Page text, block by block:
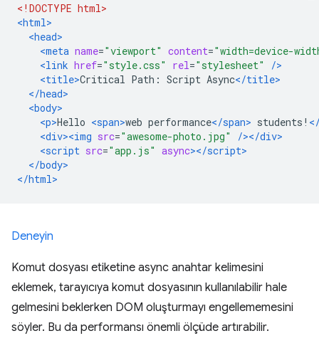
<!DOCTYPE html>
<html>
<head>
<meta name="viewport" content="width=device-
<link href="style.css" rel="stylesheet"
/>
<title>Critical Path: Script Async</title>
</head>
<body>
<p>Hello <span>web performance</span> students!
<div><img src="awesome-photo.jpg"
/></div>
<script src="app.js" async></script>
</body>
</html>
Deneyin
Komut dosyası etiketine async anahtar kelimesini
eklemek, tarayıcıya komut dosyasının kullanılabilir hale
gelmesini beklerken DOM oluşturmayı engellememesini
söyler. Bu da performansı önemli ölçüde artırabilir.